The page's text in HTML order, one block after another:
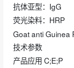
抗体亚型：IgG
荧光染料：HRP
Goat anti Guinea
技术参数
产品应用 C;E;P